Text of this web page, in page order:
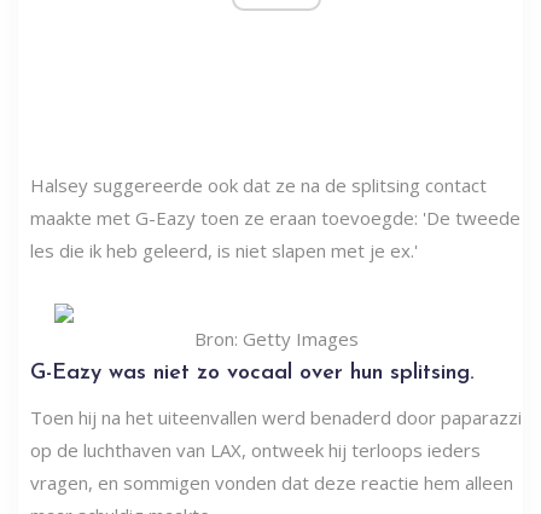
Halsey suggereerde ook dat ze na de splitsing contact
maakte met G-Eazy toen ze eraan toevoegde: 'De tweede
les die ik heb geleerd, is niet slapen met je ex.'
Bron: Getty Images
G-Eazy was niet zo vocaal over hun splitsing.
Toen hij na het uiteenvallen werd benaderd door paparazzi
op de luchthaven van LAX, ontweek hij terloops ieders
vragen, en sommigen vonden dat deze reactie hem alleen